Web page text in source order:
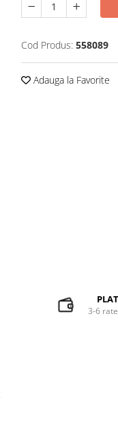
Cod Produs: 558089
Adauga la Favorite
3-6